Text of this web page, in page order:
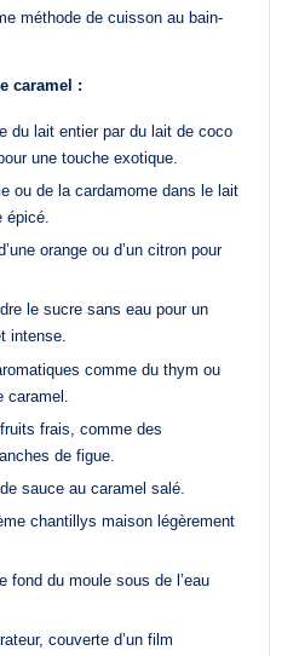
méthode de cuisson au bain-
caramel :
du lait entier par du lait de coco
une touche exotique.
ou de la cardamome dans le lait
épicé.
orange ou d’un citron pour
le sucre sans eau pour un
intense.
comme du thym ou
caramel.
frais, comme des
de figue.
sauce au caramel salé.
chantillys maison légèrement
fond du moule sous de l’eau
couverte d’un film